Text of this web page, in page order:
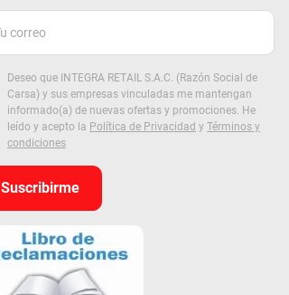
Deseo que INTEGRA RETAIL S.A.C. (Razón Social de
Carsa) y sus empresas vinculadas me mantengan
informado(a) de nuevas ofertas y promociones. He
leído y acepto la Política de Privacidad y Términos y
condiciones
Suscribirme